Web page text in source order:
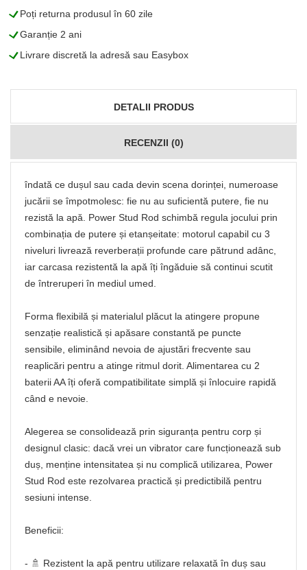
LPoți returna produsul în 60 zile
LGaranție 2 ani
LLivrare discretă la adresă sau Easybox
DETALII PRODUS
RECENZII (0)
îndată ce dușul sau cada devin scena dorinței, numeroase
jucării se împotmolesc: fie nu au suficientă putere, fie nu
rezistă la apă. Power Stud Rod schimbă regula jocului prin
combinația de putere și etanșeitate: motorul capabil cu 3
niveluri livrează reverberații profunde care pătrund adânc,
iar carcasa rezistentă la apă îți îngăduie să continui scutit
de întreruperi în mediul umed.
Forma flexibilă și materialul plăcut la atingere propune
senzație realistică și apăsare constantă pe puncte
sensibile, eliminând nevoia de ajustări frecvente sau
reaplicări pentru a atinge ritmul dorit. Alimentarea cu 2
baterii AA îți oferă compatibilitate simplă și înlocuire rapidă
când e nevoie.
Alegerea se consolidează prin siguranța pentru corp și
designul clasic: dacă vrei un vibrator care funcționează sub
duș, menține intensitatea și nu complică utilizarea, Power
Stud Rod este rezolvarea practică și predictibilă pentru
sesiuni intense.
Beneficii:
- 🚿 Rezistent la apă pentru utilizare relaxată în duș sau